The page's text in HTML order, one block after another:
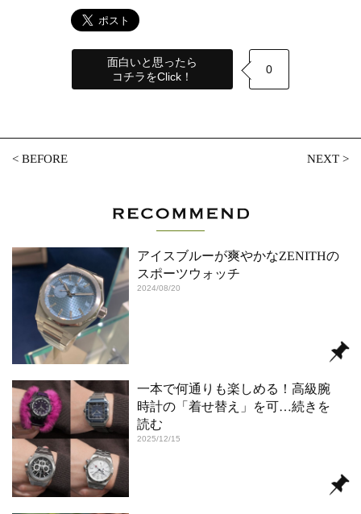
面白いと思ったら
コチラをClick！
0
<BEFORE NEXT>
アイスブルーが爽やかなZENITHの
スポーツウォッチ
2024/08/20
一本で何通りも楽しめる！高級腕
時計の「着せ替え」を可…続きを
読む
2025/12/15